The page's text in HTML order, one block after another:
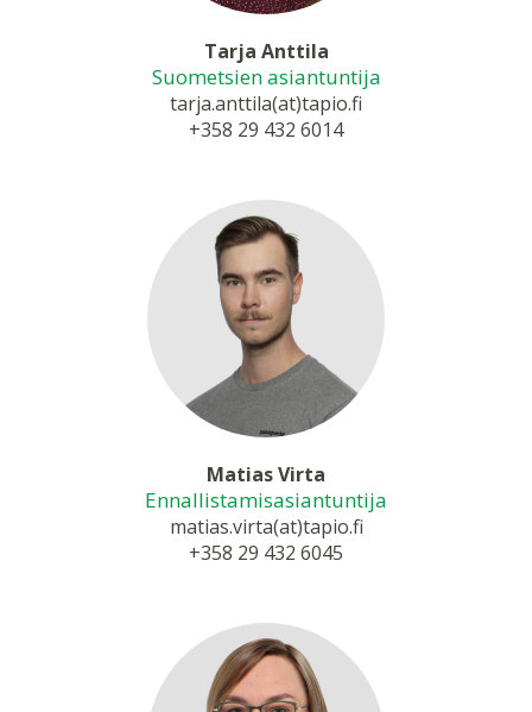
Tarja Anttila
Suometsien asiantuntija
tarja.anttila(at)tapio.fi
+358 29 432 6014
Matias Virta
Ennallistamis­asiantuntija
matias.virta(at)tapio.fi
+358 29 432 6045